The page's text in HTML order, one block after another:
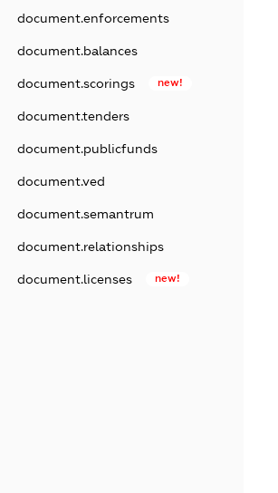
document.enforcements
document.balances
document.scorings new!
document.tenders
document.publicfunds
document.ved
document.semantrum
document.relationships
document.licenses new!